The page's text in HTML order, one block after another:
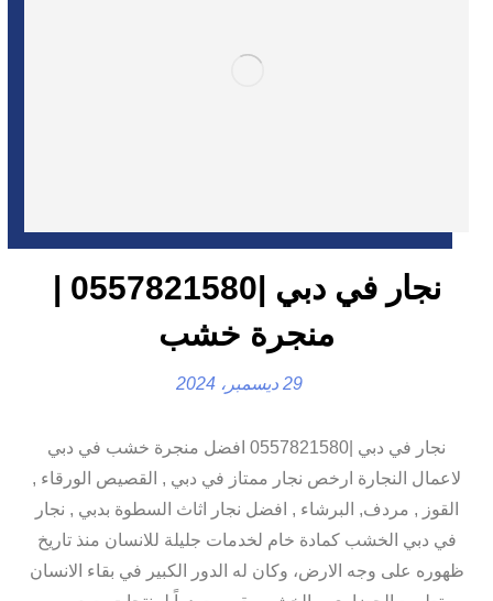
نجار في دبي |0557821580 |
منجرة خشب
29 ديسمبر، 2024
نجار في دبي |0557821580 افضل منجرة خشب في دبي
لاعمال النجارة ارخص نجار ممتاز في دبي , القصيص الورقاء ,
القوز , مردف, البرشاء , افضل نجار اثاث السطوة بدبي , نجار
في دبي الخشب كمادة خام لخدمات جليلة للانسان منذ تاريخ
ظهوره على وجه الارض، وكان له الدور الكبير في بقاء الانسان